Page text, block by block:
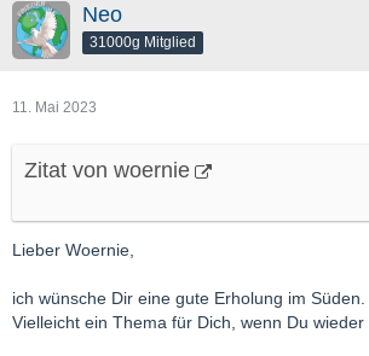
Neo
31000g Mitglied
11. Mai 2023
Zitat von woernie
Lieber Woernie,
ich wünsche Dir eine gute Erholung im Süden.
Vielleicht ein Thema für Dich, wenn Du